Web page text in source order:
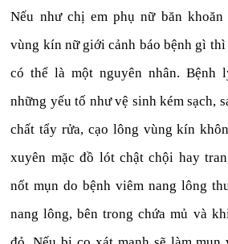
Nếu như chị em phụ nữ băn
vùng kín nữ giới cảnh báo bệnh gì
có thể là một nguyên nhân. Bệnh
những yếu tố như vệ sinh kém sạch,
chất tẩy rửa, cạo lông vùng kín
xuyên mặc đồ lót chật chội hay
nốt mụn do bệnh viêm nang lông
nang lông, bên trong chứa mủ và